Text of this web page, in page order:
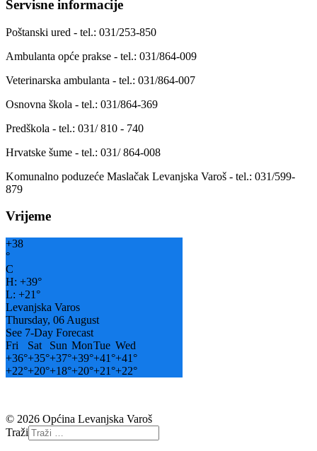
Servisne informacije
Poštanski ured - tel.: 031/253-850
Ambulanta opće prakse - tel.: 031/864-009
Veterinarska ambulanta - tel.: 031/864-007
Osnovna škola - tel.: 031/864-369
Predškola - tel.: 031/ 810 - 740
Hrvatske šume - tel.: 031/ 864-008
Komunalno poduzeće Maslačak Levanjska Varoš - tel.: 031/599-
879
Vrijeme
+38
°
C
H: +39°
L: +21°
Levanjska Varos
Thursday, 06 August
See 7-Day Forecast
Fri
Sat Sun MonTue Wed
+36°+35°+37°+39°+41°+41°
+22°+20°+18°+20°+21°+22°
© 2026 Općina Levanjska Varoš
Traži